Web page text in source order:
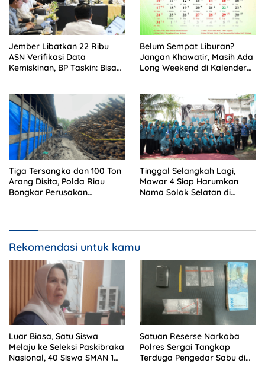
Jember Libatkan 22 Ribu
ASN Verifikasi Data
Kemiskinan, BP Taskin: Bisa
Belum Sempat Liburan?
Jangan Khawatir, Masih Ada
Long Weekend di Kalender
Tiga Tersangka dan 100 Ton
Arang Disita, Polda Riau
Bongkar Perusakan
Tinggal Selangkah Lagi,
Mawar 4 Siap Harumkan
Nama Solok Selatan di
Rekomendasi untuk kamu
Luar Biasa, Satu Siswa
Melaju ke Seleksi Paskibraka
Nasional, 40 Siswa SMAN 1
Satuan Reserse Narkoba
Polres Sergai Tangkap
Terduga Pengedar Sabu di